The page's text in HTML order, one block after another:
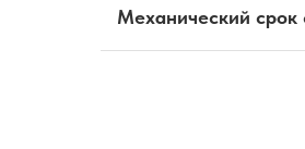
Механический